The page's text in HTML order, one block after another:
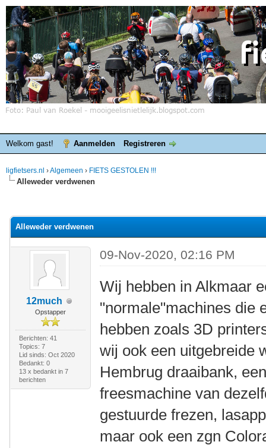
Welkom gast! Aanmelden Registreren
ligfietsers.nl ›Algemeen › FIETS GESTOLEN !!!
Alleweder verdwenen
Alleweder verdwenen
12much
Opstapper
Berichten: 41
Topics: 7
Lid sinds: Oct 2020
Bedankt: 0
13 x bedankt in 7
berichten
09-Nov-2020, 02:16 PM
Wij hebben in Alkmaar
"normale"machines die
hebben zoals 3D
wij ook een uitgebreide
Hembrug draaibank,
freesmachine van
gestuurde frezen,
maar ook een zgn